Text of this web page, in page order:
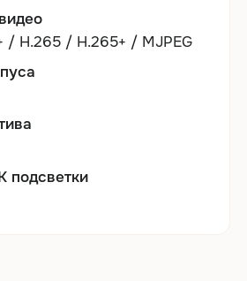
/ H.265 / H.265+ / MJPEG
подсветки